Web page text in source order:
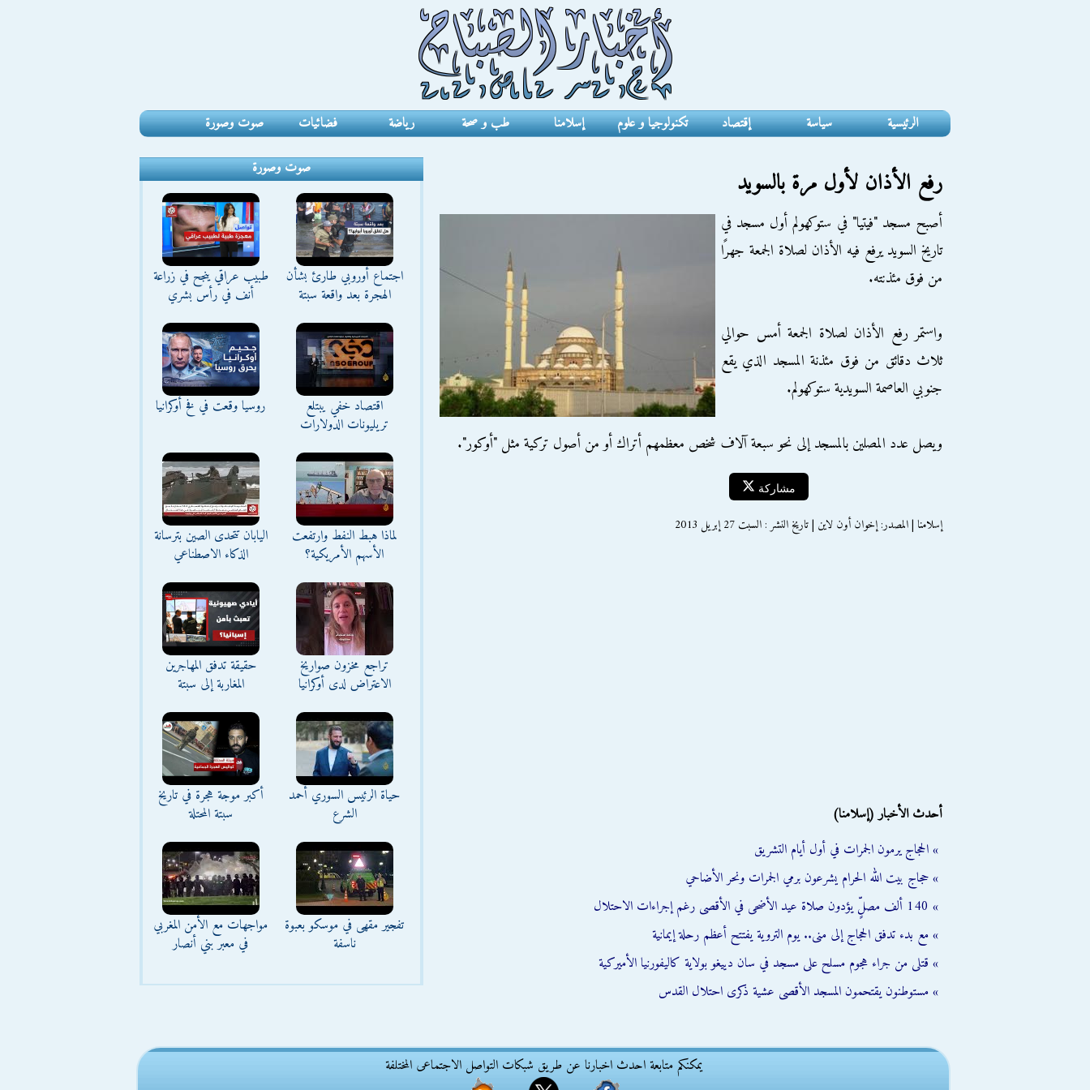
الرئيسية سياسة إقتصاد تكنولوجيا و علوم إسلامنا طب و صحة رياضة فضائيات صوت وصورة
رفع الأذان لأول مرة بالسويد
أصبح مسجد "فيتيا" في ستوكهولم أول مسجد في
تاريخ السويد يرفع فيه الأذان لصلاة الجمعة جهرًا
من فوق مئذنته.
واستمر رفع الأذان لصلاة الجمعة أمس حوالي
ثلاث دقائق من فوق مئذنة المسجد الذي يقع
جنوبي العاصمة السويدية ستوكهولم.
ويصل عدد المصلين بالمسجد إلى نحو سبعة آلاف شخص معظمهم أتراك أو من أصول تركية مثل "أوكور".
مشاركة
إسلامنا | المصدر: إخوان أون لاين | تاريخ النشر : السبت 27 إبريل 2013
أحدث الأخبار (إسلامنا)
» الحجاج يرمون الجمرات في أول أيام التشريق
» حجاج بيت الله الحرام يشرعون برمي الجمرات ونحر الأضاحي
» 140 ألف مصلٍّ يؤدون صلاة عيد الأضحى في الأقصى رغم إجراءات الاحتلال
» مع بدء تدفق الحجاج إلى منى.. يوم التروية يفتتح أعظم رحلة إيمانية
» قتلى من جراء هجوم مسلح على مسجد في سان دييغو بولاية كاليفورنيا الأميركية
» مستوطنون يقتحمون المسجد الأقصى عشية ذكرى احتلال القدس
صوت وصورة
اجتماع أوروبي طارئ بشأن
الهجرة بعد واقعة سبتة
طبيب عراقي ينجح في زراعة
أنف في رأس بشري
اقتصاد خفي يبتلع
تريليونات الدولارات
روسيا وقعت في فخ أوكرانيا
لماذا هبط النفط وارتفعت
الأسهم الأمريكية؟
اليابان تتحدى الصين بترسانة
الذكاء الاصطناعي
تراجع مخزون صواريخ
الاعتراض لدى أوكرانيا
حقيقة تدفق المهاجرين
المغاربة إلى سبتة
حياة الرئيس السوري أحمد
الشرع
أكبر موجة هجرة في تاريخ
سبتة المحتلة
تفجير مقهى في موسكو بعبوة
ناسفة
مواجهات مع الأمن المغربي
في معبر بني أنصار
يمكنكم متابعة احدث اخبارنا عن طريق شبكات التواصل الاجتماعى المختلفة